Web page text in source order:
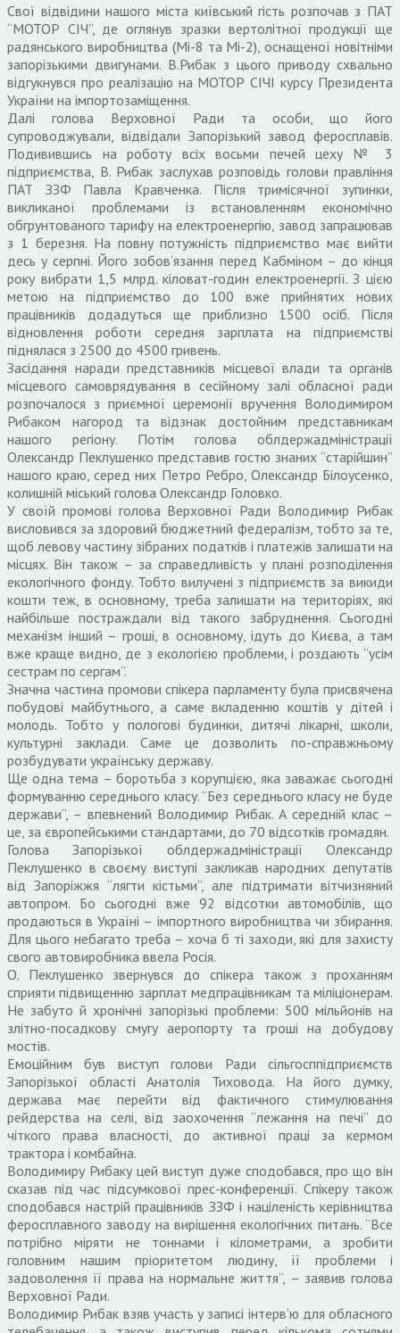
Свої відвідини нашого міста київський гість розпочав з ПАТ
“МОТОР СІЧ”, де оглянув зразки вертолітної продукції ще
радянського виробництва (Мі-8 та Мі-2), оснащеної новітніми
запорізькими двигунами. В.Рибак з цього приводу схвально
відгукнувся про реалізацію на МОТОР СІЧІ курсу Президента
України на імпортозаміщення.
Далі голова Верховної Ради та особи, що його
супроводжували, відвідали Запорізький завод феросплавів.
Подивившись на роботу всіх восьми печей цеху № 3
підприємства, В. Рибак заслухав розповідь голови правління
ПАТ ЗЗФ Павла Кравченка. Після тримісячної зупинки,
викликаної проблемами із встановленням економічно
обгрунтованого тарифу на електроенергію, завод запрацював
з 1 березня. На повну потужність підприємство має вийти
десь у серпні. Його зобов’язання перед Кабміном – до кінця
року вибрати 1,5 млрд. кіловат-годин електроенергії. З цією
метою на підприємство до 100 вже прийнятих нових
працівників додадуться ще приблизно 1500 осіб. Після
відновлення роботи середня зарплата на підприємстві
піднялася з 2500 до 4500 гривень.
Засідання наради представників місцевої влади та органів
місцевого самоврядування в сесійному залі обласної ради
розпочалося з приємної церемонії вручення Володимиром
Рибаком нагород та відзнак достойним представникам
нашого регіону. Потім голова облдержадміністрації
Олександр Пеклушенко представив гостю знаних “старійшин”
нашого краю, серед них Петро Ребро, Олександр Білоусенко,
колишній міський голова Олександр Головко.
У своїй промові голова Верховної Ради Володимир Рибак
висловився за здоровий бюджетний федералізм, тобто за те,
щоб левову частину зібраних податків і платежів залишати на
місцях. Він також – за справедливість у плані розподілення
екологічного фонду. Тобто вилучені з підприємств за викиди
кошти теж, в основному, треба залишати на територіях, які
найбільше постраждали від такого забруднення. Сьогодні
механізм інший – гроші, в основному, ідуть до Києва, а там
вже краще видно, де з екологією проблеми, і роздають “усім
сестрам по сергам”.
Значна частина промови спікера парламенту була присвячена
побудові майбутнього, а саме вкладенню коштів у дітей і
молодь. Тобто у пологові будинки, дитячі лікарні, школи,
культурні заклади. Саме це дозволить по-справжньому
розбудувати українську державу.
Ще одна тема – боротьба з корупцією, яка заважає сьогодні
формуванню середнього класу. “Без середнього класу не буде
держави”, – впевнений Володимир Рибак. А середній клас –
це, за європейськими стандартами, до 70 відсотків громадян.
Голова Запорізької облдержадміністрації Олександр
Пеклушенко в своєму виступі закликав народних депутатів
від Запоріжжя “лягти кістьми”, але підтримати вітчизняний
автопром. Бо сьогодні вже 92 відсотки автомобілів, що
продаються в Україні – імпортного виробництва чи збирання.
Для цього небагато треба – хоча б ті заходи, які для захисту
свого автовиробника ввела Росія.
О. Пеклушенко звернувся до спікера також з проханням
сприяти підвищенню зарплат медпрацівникам та міліціонерам.
Не забуто й хронічні запорізькі проблеми: 500 мільйонів на
злітно-посадкову смугу аеропорту та гроші на добудову
мостів.
Емоційним був виступ голови Ради сільгосппідприємств
Запорізької області Анатолія Тиховода. На його думку,
держава має перейти від фактичного стимулювання
рейдерства на селі, від заохочення “лежання на печі” до
чіткого права власності, до активної праці за кермом
трактора і комбайна.
Володимиру Рибаку цей виступ дуже сподобався, про що він
сказав під час підсумкової прес-конференції. Спікеру також
сподобався настрій працівників ЗЗФ і націленість керівництва
феросплавного заводу на вирішення екологічних питань. “Все
потрібно міряти не тоннами і кілометрами, а зробити
головним нашим пріоритетом людину, її проблеми і
задоволення її права на нормальне життя”, – заявив голова
Верховної Ради.
Володимир Рибак взяв участь у записі інтерв’ю для обласного